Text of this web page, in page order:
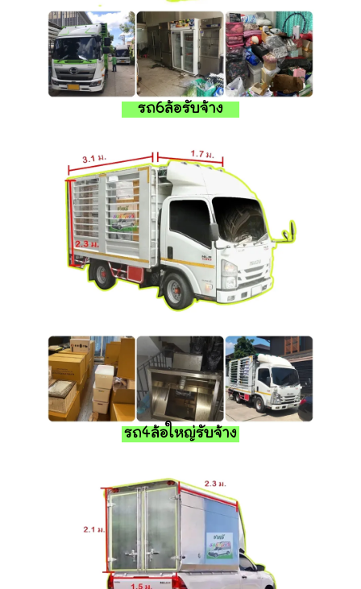
รถ6ล้อรับจ้าง
รถ4ล้อใหญ่รับจ้าง